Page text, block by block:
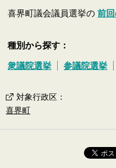
喜界町議会議員選挙の前
種別から探す：
衆議院選挙 参議院選挙
対象行政区 ：
喜界町